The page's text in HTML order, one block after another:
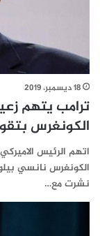
18 ديسمبر، 2019
ترامب يتهم
الكونغرس
اتهم الرئيس
الكونغرس نانسي
نشرت مع…